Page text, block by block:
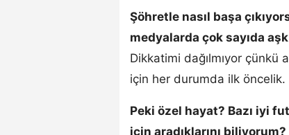
Şöhretle nasıl başa
medyalarda çok sayıda
Dikkatimi dağılmıyor çünkü
için her durumda ilk öncelik.
Peki özel hayat? Bazı iyi
için aradıklarını biliyorum?